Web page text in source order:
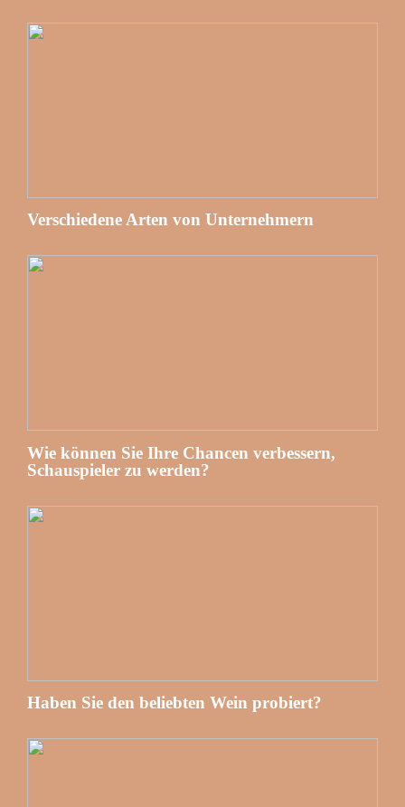
Verschiedene Arten von Unternehmern
Wie können Sie Ihre Chancen verbessern,
Schauspieler zu werden?
Haben Sie den beliebten Wein probiert?